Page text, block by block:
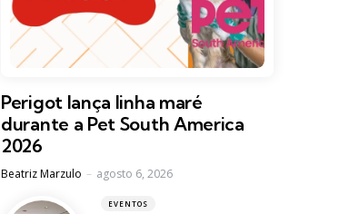
Perigot lança linha maré
durante a Pet South America
2026
Posted
Beatriz Marzulo agosto 6, 2026
EVENTOS